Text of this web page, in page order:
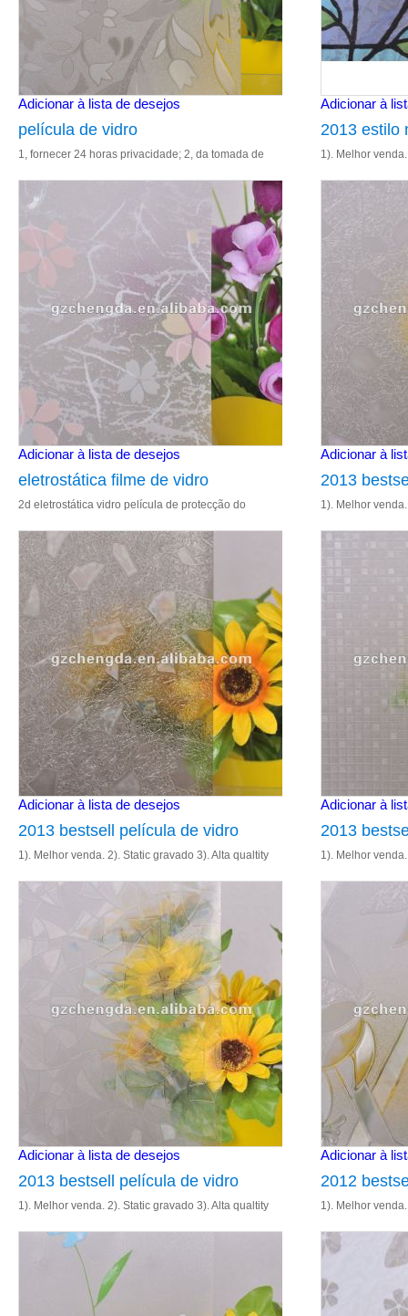
Adicionar à lista de desejos
película de vidro
1, fornecer 24 horas privacidade; 2, da tomada de
fábrica; 3, waterproot e lavável; 4, ambiental, não há
necessidade de cola.
Adicionar à
2013 estilo
1). Melhor
4). Tamanho:
Adicionar à lista de desejos
eletrostática filme de vidro
2d eletrostática vidro película de protecção do
ambiente. Película eletrostática. Não há necessidade
de cola. Sem odout. Reutil
Adicionar à
2013
1). Melhor
4). Tamanho:
Adicionar à lista de desejos
2013 bestsell película de vidro
1). Melhor venda. 2). Static gravado 3). Alta qualtity
4). Tamanho: 1.22m& 90cm 5). Entrega rápida
Adicionar à
2013
1). Melhor
4). Tamanho:
Adicionar à lista de desejos
2013 bestsell película de vidro
1). Melhor venda. 2). Static gravado 3). Alta qualtity
4). Tamanho: 1.22m& 90cm 5). Entrega rápida
Adicionar à
2012
1). Melhor
4). Tamanho: